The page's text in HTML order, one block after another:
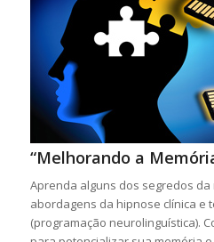
“Melhorando a
Aprenda alguns dos segredos
abordagens da hipnose clínica e
(programação neurolinguística).